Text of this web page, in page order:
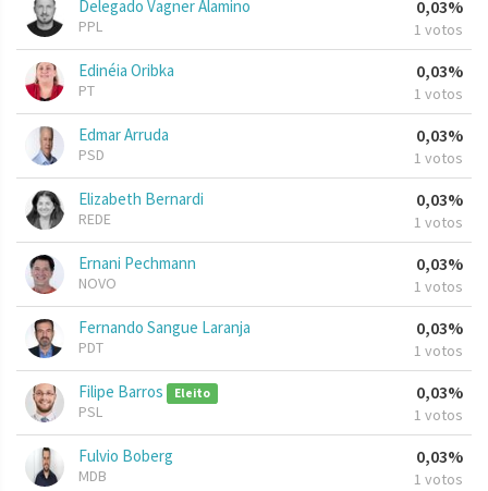
Delegado Vagner Alamino
PPL
0,03%
1 votos
Edinéia Oribka
PT
0,03%
1 votos
Edmar Arruda
PSD
0,03%
1 votos
Elizabeth Bernardi
REDE
0,03%
1 votos
Ernani Pechmann
NOVO
0,03%
1 votos
Fernando Sangue Laranja
PDT
0,03%
1 votos
Filipe Barros Eleito
PSL
0,03%
1 votos
Fulvio Boberg
MDB
0,03%
1 votos